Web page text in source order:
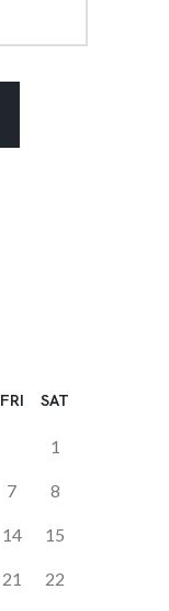
FRI SAT
1
7 8
14 15
21 22